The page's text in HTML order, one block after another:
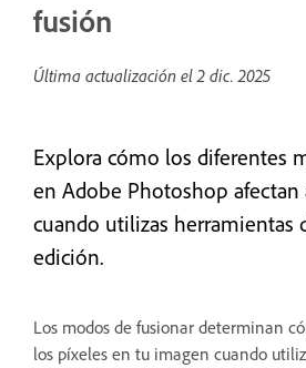
fusión
Última actualización el2 dic. 2025
Explora cómo los diferentes
en Adobe Photoshop afectan
cuando utilizas herramientas
edición.
Los modos de fusionar determinan
los píxeles en tu imagen cuando